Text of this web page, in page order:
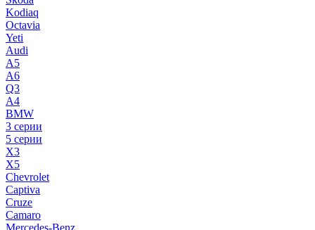
Kodiaq
Octavia
Yeti
Audi
A5
A6
Q3
A4
BMW
3 серии
5 серии
X3
X5
Chevrolet
Captiva
Cruze
Camaro
Mercedes-Benz